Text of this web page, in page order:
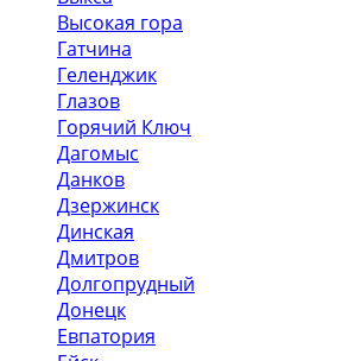
Высокая гора
Гатчина
Геленджик
Глазов
Горячий Ключ
Дагомыс
Данков
Дзержинск
Динская
Дмитров
Долгопрудный
Донецк
Евпатория